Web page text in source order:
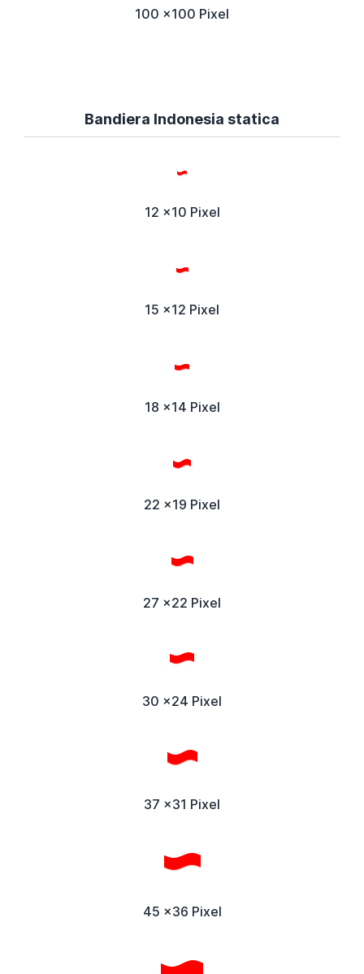
100 x100 Pixel
Bandiera Indonesia statica
12 x10 Pixel
15 x12 Pixel
18 x14 Pixel
22 x19 Pixel
27 x22 Pixel
30 x24 Pixel
37 x31 Pixel
45 x36 Pixel